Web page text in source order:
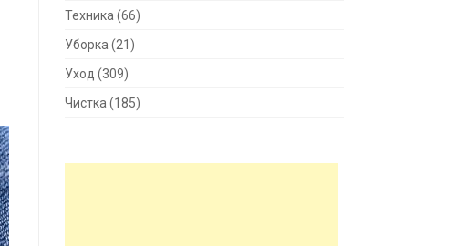
Техника (66)
Уборка (21)
Уход (309)
Чистка (185)